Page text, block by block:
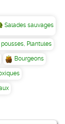
Salades sauvages
Plantules
Bourgeons